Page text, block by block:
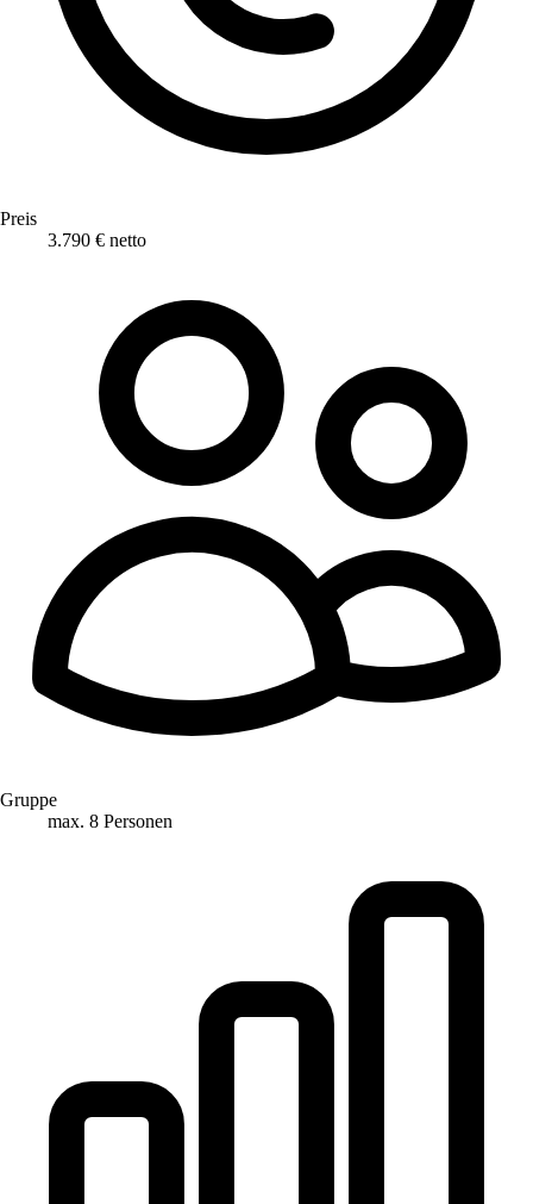
Preis
3.790 € netto
Gruppe
max. 8 Personen